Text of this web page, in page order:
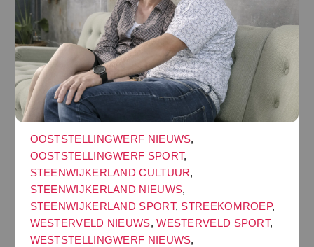
OOSTSTELLINGWERF NIEUWS,
OOSTSTELLINGWERF SPORT,
STEENWIJKERLAND CULTUUR,
STEENWIJKERLAND NIEUWS,
STEENWIJKERLAND SPORT, STREEKOMROEP,
WESTERVELD NIEUWS,WESTERVELD SPORT,
WESTSTELLINGWERF NIEUWS,